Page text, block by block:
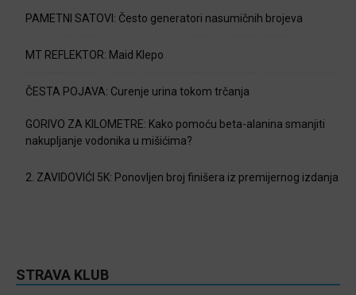
PAMETNI SATOVI: Često generatori nasumičnih brojeva
MT REFLEKTOR: Maid Klepo
ČESTA POJAVA: Curenje urina tokom trčanja
GORIVO ZA KILOMETRE: Kako pomoću beta-alanina smanjiti
nakupljanje vodonika u mišićima?
2. ZAVIDOVIĆI 5K: Ponovljen broj finišera iz premijernog izdanja
STRAVA KLUB